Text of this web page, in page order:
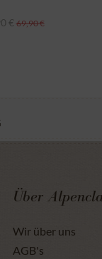
€ 69,90 €
Über
Wir über uns
AGB's